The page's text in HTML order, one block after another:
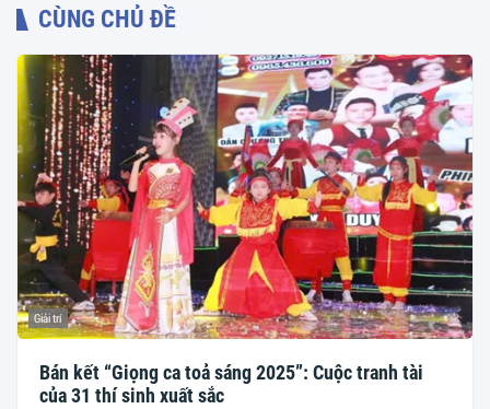
CÙNG CHỦ ĐỀ
Giải trí
Bán kết “Giọng ca toả sáng 2025”: Cuộc tranh tài
của 31 thí sinh xuất sắc